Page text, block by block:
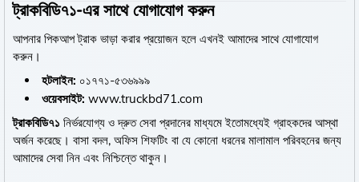
ট্রাকবিডি৭১-এর সাথে যোগাযোগ করুন
আপনার পিকআপ ট্রাক ভাড়া করার প্রয়োজন হলে এখনই আমাদের সাথে যোগাযোগ
করুন।
হটলাইন: ০১৭৭১-৫৩৬৯৯৯
ওয়েবসাইট: www.truckbd71.com
ট্রাকবিডি৭১ নির্ভরযোগ্য ও দ্রুত সেবা প্রদানের মাধ্যমে ইতোমধ্যেই গ্রাহকদের আস্থা
অর্জন করেছে। বাসা বদল, অফিস শিফটিং বা যে কোনো ধরনের মালামাল পরিবহনের জন্য
আমাদের সেবা নিন এবং নিশ্চিন্তে থাকুন।